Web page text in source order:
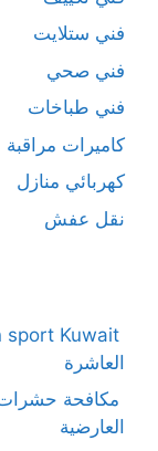
فني ستلايت
فني صحي
فني طباخات
كاميرات مراقبة
كهربائي منازل
نقل عفش
العاشرة
مكافحة حشرات
العارضية